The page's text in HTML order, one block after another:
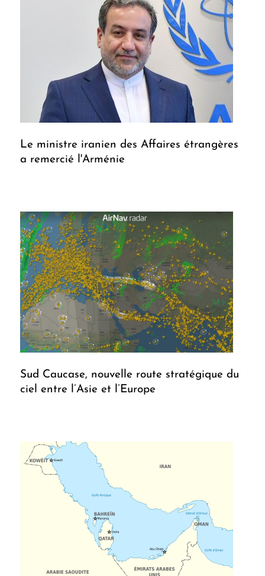
Le ministre iranien des Affaires étrangères
a remercié l'Arménie
Sud Caucase, nouvelle route stratégique du
ciel entre l’Asie et l’Europe